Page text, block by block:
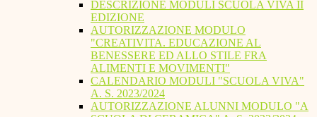
DESCRIZIONE MODULI SCUOLA VIVA II
EDIZIONE
AUTORIZZAZIONE MODULO
"CREATIVITA. EDUCAZIONE AL
BENESSERE ED ALLO STILE FRA
ALIMENTI E MOVIMENTI"
CALENDARIO MODULI "SCUOLA VIVA"
A. S. 2023/2024
AUTORIZZAZIONE ALUNNI MODULO "A